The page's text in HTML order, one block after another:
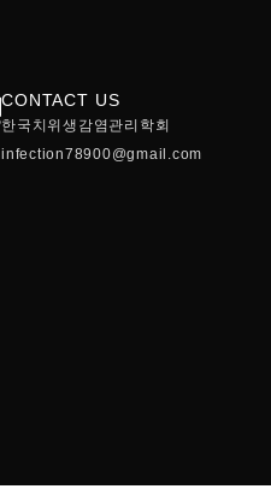
CONTACT US
한국치위생감염관리학회
infection78900@gmail.com